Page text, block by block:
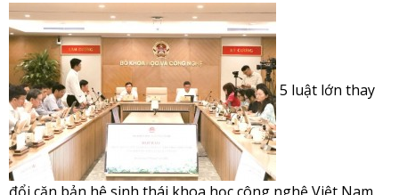
5 luật lớn thay